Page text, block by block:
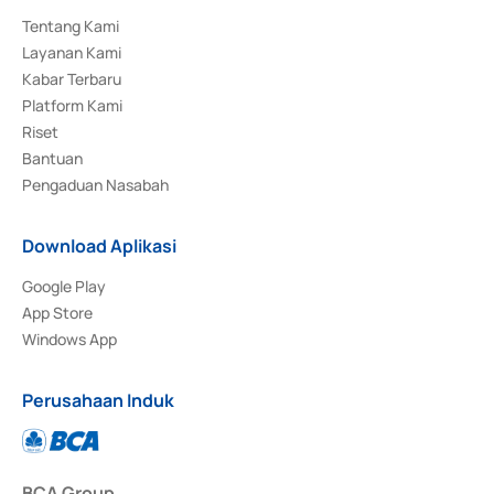
Tentang Kami
Layanan Kami
Kabar Terbaru
Platform Kami
Riset
Bantuan
Pengaduan Nasabah
Download Aplikasi
Google Play
App Store
Windows App
Perusahaan Induk